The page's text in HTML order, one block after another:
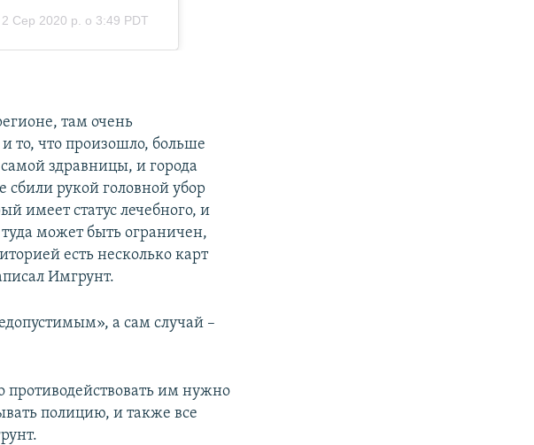
там очень
то, что произошло, больше
здравницы, и города
рукой головной убор
имеет статус лечебного, и
туда может быть ограничен,
есть несколько карт
Имгрунт.
а сам случай –
противодействовать им нужно
полицию, и также все